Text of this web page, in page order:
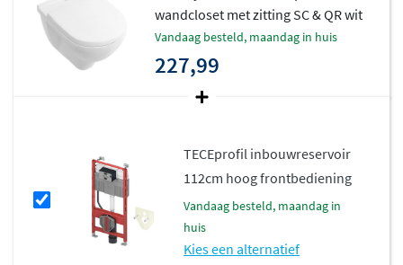
geurtjes.
CeramicPlus voor langdurig proper
Bij de variant met CeramicPlus krijgt u een
Water en vuil glijden als het ware van het oppervlak af,
waardoor uw toilet langer proper blijft en u minder vaak
hoeft te poetsen. Deze coating is direct in het keramiek
verwerkt en blijft dus altijd effectief.
wandcloset met zitting SC & QR wit
vandaag besteld, maandag in huis
227,99
TECEprofil inbouwreservoir
112cm hoog frontbediening
vandaag besteld, maandag in
huis
Kies een alternatief